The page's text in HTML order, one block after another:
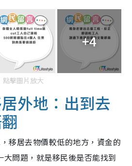
+4
點擊圖片放大
外地：出到去
移居去物價較低的地方，資金的
大問題，就是移民後是否能找到